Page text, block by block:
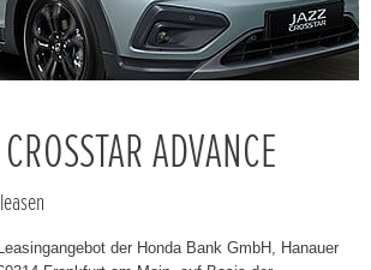
ADVANCE
der Honda Bank GmbH, Hanauer